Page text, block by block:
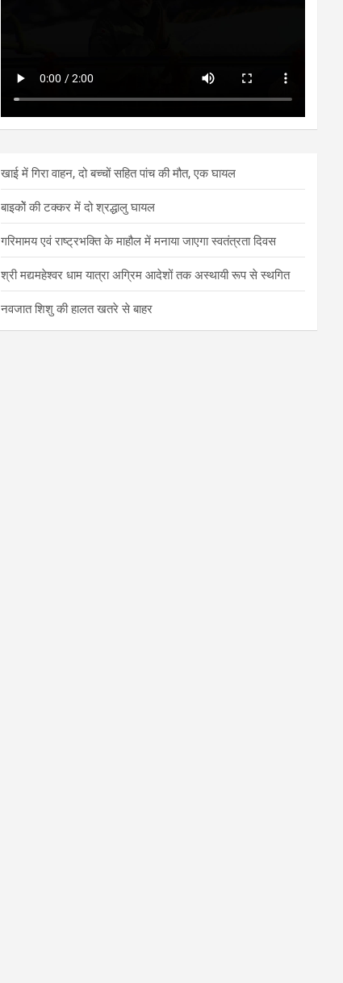
खाई में गिरा वाहन, दो बच्चों सहित पांच की मौत, एक घायल
बाइकोें की टक्कर में दो श्रद्धालु घायल
गरिमामय एवं राष्ट्रभक्ति के माहौल में मनाया जाएगा स्वतंत्रता दिवस
श्री मद्यमहेश्वर धाम यात्रा अग्रिम आदेशों तक अस्थायी रूप से स्थगित
नवजात शिशु की हालत खतरे से बाहर